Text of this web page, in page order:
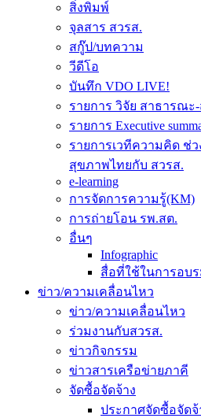
สิ่งพิมพ์
จุลสาร สวรส.
สกู๊ป/บทความ
วีดีโอ
บันทึก VDO LIVE!
รายการ วิจัย สาธารณะ
รายการ Executive
รายการเวทีความคิด ช่
สุขภาพไทยกับ สวรส.
e-learning
การจัดการความรู้(KM)
การถ่ายโอน รพ.สต.
อื่นๆ
Infographic
สื่อที่ใช้ในการอบ
ข่าว/ความเคลื่อนไหว
ข่าว/ความเคลื่อนไหว
ร่วมงานกับสวรส.
ข่าวกิจกรรม
ข่าวสารเครือข่ายภาคี
จัดซื้อจัดจ้าง
ประกาศจัดซื้อจัดจ้